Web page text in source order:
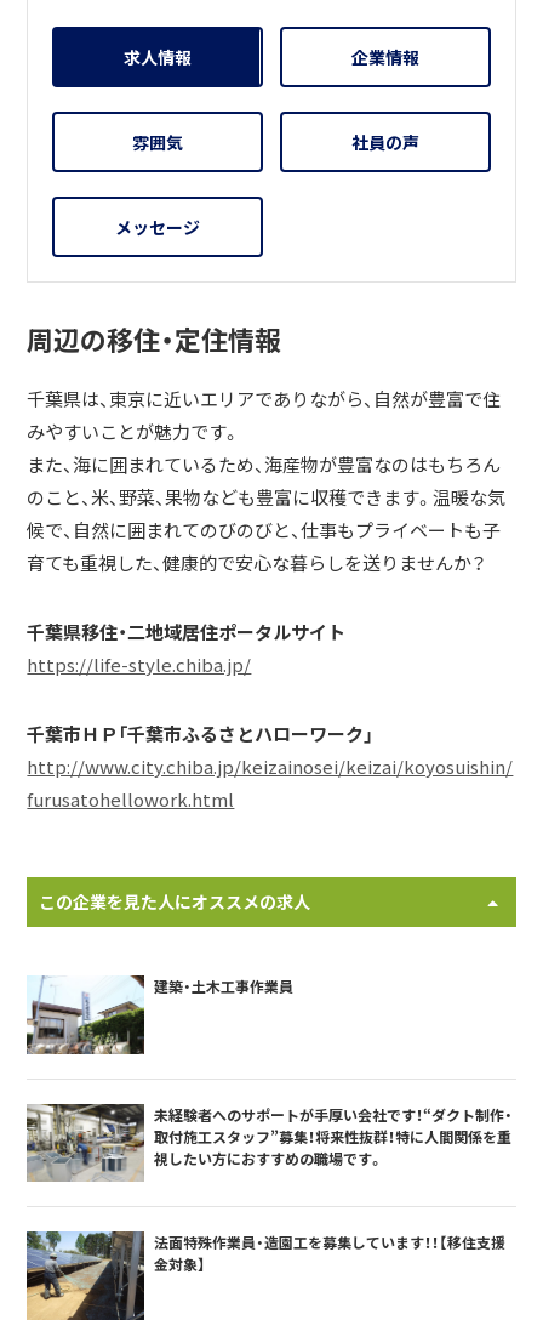
求人情報 企業情報
雰囲気 社員の声
メッセージ
周辺の移住・定住情報
千葉県は、東京に近いエリアでありながら、自然が豊富で住
みやすいことが魅力です。
また、海に囲まれているため、海産物が豊富なのはもちろん
のこと、米、野菜、果物なども豊富に収穫できます。温暖な気
候で、自然に囲まれてのびのびと、仕事もプライベートも子
育ても重視した、健康的で安心な暮らしを送りませんか？
千葉県移住・二地域居住ポータルサイト
https://life-style.chiba.jp/
千葉市ＨＰ「千葉市ふるさとハローワーク」
http://www.city.chiba.jp/keizainosei/keizai/koyosuishin/
furusatohellowork.html
この企業を見た人にオススメの求人
建築・土木工事作業員
未経験者へのサポートが手厚い会社です！“ダクト制作・
取付施工スタッフ”募集！将来性抜群！特に人間関係を重
視したい方におすすめの職場です。
法面特殊作業員・造園工を募集しています！！【移住支援
金対象】